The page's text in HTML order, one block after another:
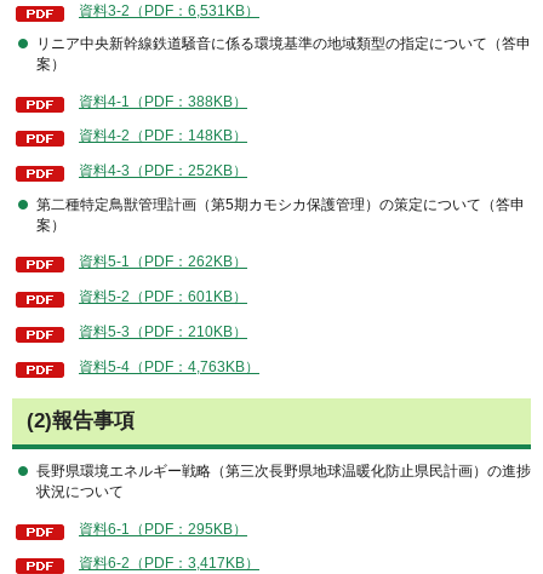
資料3-2（PDF：6,531KB）
リニア中央新幹線鉄道騒音に係る環境基準の地域類型の指定について（答申
案）
資料4-1（PDF：388KB）
資料4-2（PDF：148KB）
資料4-3（PDF：252KB）
第二種特定鳥獣管理計画（第5期カモシカ保護管理）の策定について（答申
案）
資料5-1（PDF：262KB）
資料5-2（PDF：601KB）
資料5-3（PDF：210KB）
資料5-4（PDF：4,763KB）
(2)報告事項
長野県環境エネルギー戦略（第三次長野県地球温暖化防止県民計画）の進捗
状況について
資料6-1（PDF：295KB）
資料6-2（PDF：3,417KB）